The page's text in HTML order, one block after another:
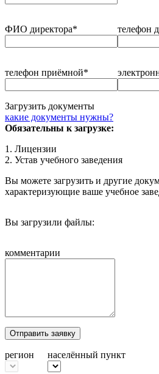
ФИО директора* телефон
телефон приёмной*
Загрузить документы
какие документы нужны?
Обязательны к загрузке:
1. Лицензии
2. Устав учебного заведения
Вы можете загрузить и другие
характеризующие ваше учебное
Вы загрузили файлы:
комментарии
Отправить заявку
регион населённый пункт